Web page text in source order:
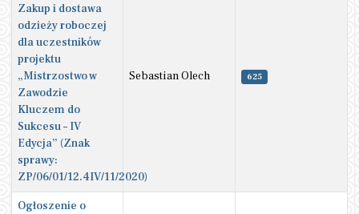
Zakup i dostawa
odzieży roboczej
dla uczestników
projektu
„Mistrzostwo w
Zawodzie
Kluczem do
Sukcesu – IV
Edycja” (Znak
sprawy:
ZP/06/01/12.4IV/11/2020)
Sebastian Olech 625
Ogłoszenie o